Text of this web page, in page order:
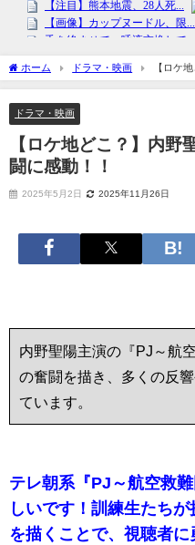
ホーム ドラマ・映画
【ロケ
感動！！
ドラマ・映画
【ロケ地どこ？】内野
闘に感動！！
2025年5月2日 2025年11月26日
内野聖陽主演の『PJ～航
の奮闘を描き、多くの反
ています。
テレ朝系『PJ～航空救
しいです！訓練生たち
を描くことで、視聴者